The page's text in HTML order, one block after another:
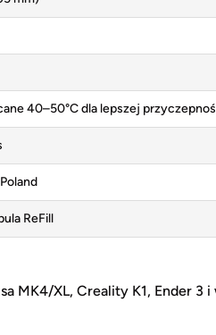
40–50°C dla lepszej
ReFill
MK4/XL, Creality K1, Ender 3